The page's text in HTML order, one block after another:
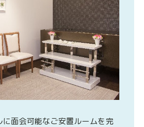
に面会可能なご安置ルームを完